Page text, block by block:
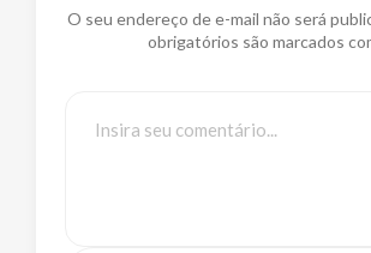
O seu endereço de e-mail não será
obrigatórios são marcados